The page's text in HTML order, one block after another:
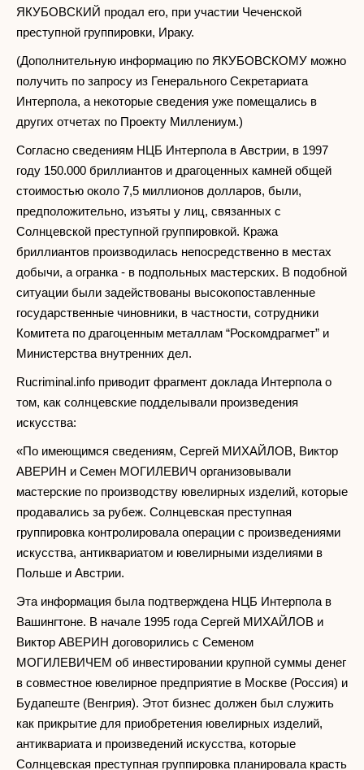
ЯКУБОВСКИЙ продал его, при участии Чеченской
преступной группировки, Ираку.
(Дополнительную информацию по ЯКУБОВСКОМУ можно
получить по запросу из Генерального Секретариата
Интерпола, а некоторые сведения уже помещались в
других отчетах по Проекту Миллениум.)
Согласно сведениям НЦБ Интерпола в Австрии, в 1997
году 150.000 бриллиантов и драгоценных камней общей
стоимостью около 7,5 миллионов долларов, были,
предположительно, изъяты у лиц, связанных с
Солнцевской преступной группировкой. Кража
бриллиантов производилась непосредственно в местах
добычи, а огранка - в подпольных мастерских. В подобной
ситуации были задействованы высокопоставленные
государственные чиновники, в частности, сотрудники
Комитета по драгоценным металлам “Роскомдрагмет” и
Министерства внутренних дел.
Rucriminal.info приводит фрагмент доклада Интерпола о
том, как солнцевские подделывали произведения
искусства:
«По имеющимся сведениям, Сергей МИХАЙЛОВ, Виктор
АВЕРИН и Семен МОГИЛЕВИЧ организовывали
мастерские по производству ювелирных изделий, которые
продавались за рубеж. Солнцевская преступная
группировка контролировала операции с произведениями
искусства, антиквариатом и ювелирными изделиями в
Польше и Австрии.
Эта информация была подтверждена НЦБ Интерпола в
Вашингтоне. В начале 1995 года Сергей МИХАЙЛОВ и
Виктор АВЕРИН договорились с Семеном
МОГИЛЕВИЧЕМ об инвестировании крупной суммы денег
в совместное ювелирное предприятие в Москве (Россия) и
Будапеште (Венгрия). Этот бизнес должен был служить
как прикрытие для приобретения ювелирных изделий,
антиквариата и произведений искусства, которые
Солнцевская преступная группировка планировала красть